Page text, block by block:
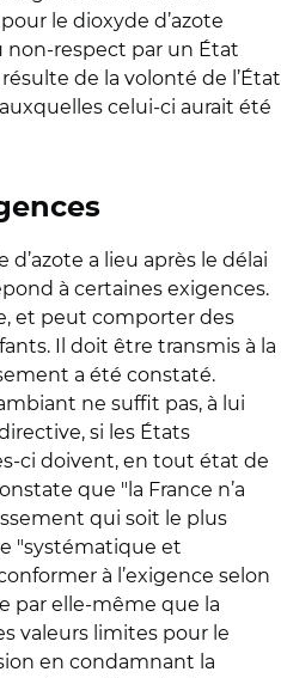
le dioxyde d’azote
non-respect par un État
de la volonté de l’État
celui-ci aurait été
a lieu après le délai
à certaines exigences.
et peut comporter des
Il doit être transmis à la
a été constaté.
ne suffit pas, à lui
si les États
ci doivent, en tout état de
que "la France n’a
qui soit le plus
"systématique et
à l’exigence selon
par elle-même que la
valeurs limites pour le
en condamnant la